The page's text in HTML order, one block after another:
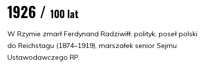
1926 / 100 lat
W Rzymie zmarł Ferdynand Radziwiłł, polityk, poseł polski
do Reichstagu (1874–1919), marszałek senior Sejmu
Ustawodawczego RP.